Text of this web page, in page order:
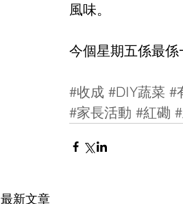
風味。
今個星期五係最係
#收成 #DIY蔬菜 #
#家長活動 #紅磡
最新文章